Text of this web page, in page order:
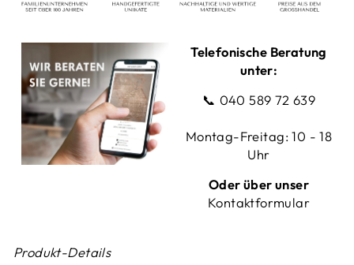
Telefonische Beratung
unter:
📞 040 589 72 639
Montag-Freitag: 10 - 18
Uhr
Oder über unser
Kontaktformular
Produkt-Details